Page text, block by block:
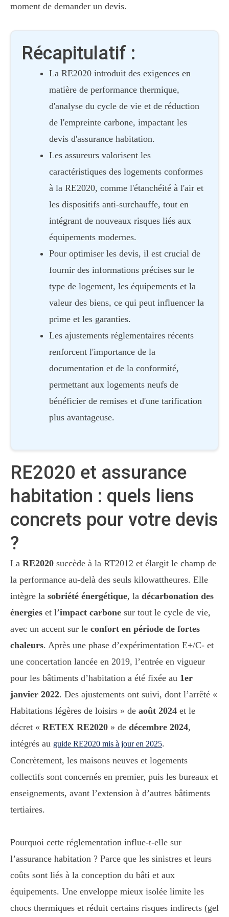
moment de demander un devis.
Récapitulatif :
La RE2020 introduit des exigences en
matière de performance thermique,
d'analyse du cycle de vie et de réduction
de l'empreinte carbone, impactant les
devis d'assurance habitation.
Les assureurs valorisent les
caractéristiques des logements conformes
à la RE2020, comme l'étanchéité à l'air et
les dispositifs anti-surchauffe, tout en
intégrant de nouveaux risques liés aux
équipements modernes.
Pour optimiser les devis, il est crucial de
fournir des informations précises sur le
type de logement, les équipements et la
valeur des biens, ce qui peut influencer la
prime et les garanties.
Les ajustements réglementaires récents
renforcent l'importance de la
documentation et de la conformité,
permettant aux logements neufs de
bénéficier de remises et d'une tarification
plus avantageuse.
RE2020 et assurance
habitation : quels liens
concrets pour votre devis
?
La RE2020 succède à la RT2012 et élargit le champ de
la performance au-delà des seuls kilowattheures. Elle
intègre la sobriété énergétique, la décarbonation des
énergies et l’impact carbone sur tout le cycle de vie,
avec un accent sur le confort en période de fortes
chaleurs. Après une phase d’expérimentation E+/C- et
une concertation lancée en 2019, l’entrée en vigueur
pour les bâtiments d’habitation a été fixée au 1er
janvier 2022. Des ajustements ont suivi, dont l’arrêté «
Habitations légères de loisirs » de août 2024 et le
décret « RETEX RE2020 » de décembre 2024,
intégrés au guide RE2020 mis à jour en 2025.
Concrètement, les maisons neuves et logements
collectifs sont concernés en premier, puis les bureaux et
enseignements, avant l’extension à d’autres bâtiments
tertiaires.
Pourquoi cette réglementation influe-t-elle sur
l’assurance habitation ? Parce que les sinistres et leurs
coûts sont liés à la conception du bâti et aux
équipements. Une enveloppe mieux isolée limite les
chocs thermiques et réduit certains risques indirects (gel